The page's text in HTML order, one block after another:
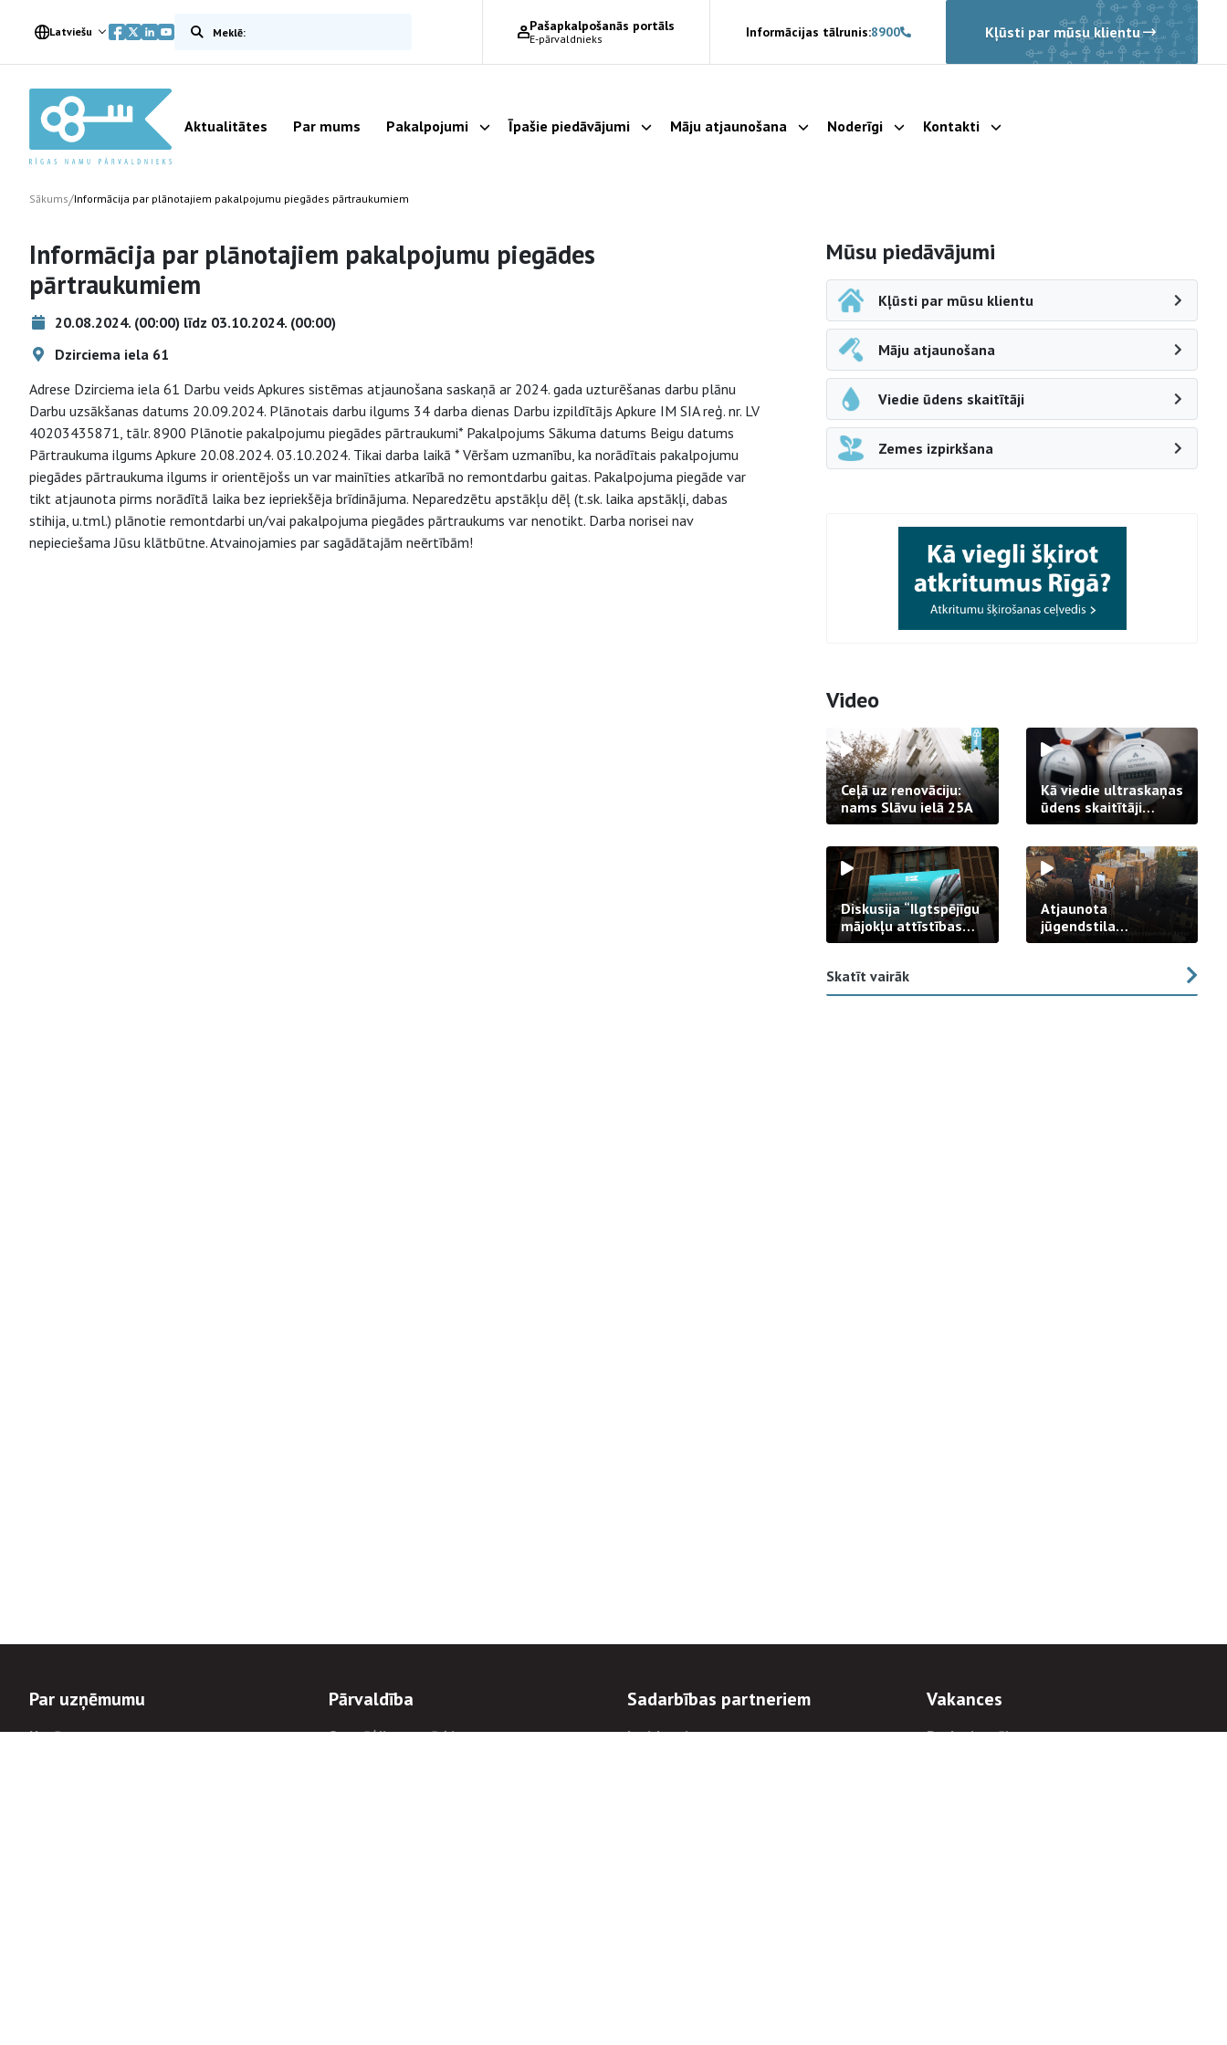
Latviešu Meklēt vietnē Pašapkalpošanās portāls
E-pārvaldnieks Informācijas tālrunis:8900 Kļūsti par mūsu klientu
Aktualitātes Par mums Pakalpojumi Parādīt apakšizvēlni
Īpašie piedāvājumi Parādīt apakšizvēlni
Māju atjaunošana Parādīt apakšizvēlni
Noderīgi Parādīt apakšizvēlni
Kontakti Parādīt apakšizvēlni
Sākums/Informācija par plānotajiem pakalpojumu piegādes pārtraukumiem
Informācija par plānotajiem pakalpojumu piegādes
pārtraukumiem
20.08.2024. (00:00) līdz 03.10.2024. (00:00)
Dzirciema iela 61
Adrese Dzirciema iela 61 Darbu veids Apkures sistēmas atjaunošana saskaņā ar 2024. gada uzturēšanas darbu plānu
Darbu uzsākšanas datums 20.09.2024. Plānotais darbu ilgums 34 darba dienas Darbu izpildītājs Apkure IM SIA reģ. nr. LV
40203435871, tālr. 8900 Plānotie pakalpojumu piegādes pārtraukumi* Pakalpojums Sākuma datums Beigu datums
Pārtraukuma ilgums Apkure 20.08.2024. 03.10.2024. Tikai darba laikā * Vēršam uzmanību, ka norādītais pakalpojumu
piegādes pārtraukuma ilgums ir orientējošs un var mainīties atkarībā no remontdarbu gaitas. Pakalpojuma piegāde var
tikt atjaunota pirms norādītā laika bez iepriekšēja brīdinājuma. Neparedzētu apstākļu dēļ (t.sk. laika apstākļi, dabas
stihija, u.tml.) plānotie remontdarbi un/vai pakalpojuma piegādes pārtraukums var nenotikt. Darba norisei nav
nepieciešama Jūsu klātbūtne. Atvainojamies par sagādātajām neērtībām!
Sāna navigācija
Mūsu piedāvājumi
Kļūsti par mūsu klientu
Māju atjaunošana
Viedie ūdens skaitītāji
Zemes izpirkšana
Video
Ceļā uz renovāciju:
nams Slāvu ielā 25A
Kā viedie ultraskaņas
ūdens skaitītāji
strādā praksē
Diskusija “Ilgtspējīgu
mājokļu attīstības
izaicinājums”
Atjaunota
jūgendstila
arhitektūras pērles
Skatīt vairāk
Par uzņēmumu
Uzņēmums
Pārvaldība
Stratēģija un mērķi
Sadarbības partneriem
Iepirkumi
Vakances
Darba iespējas